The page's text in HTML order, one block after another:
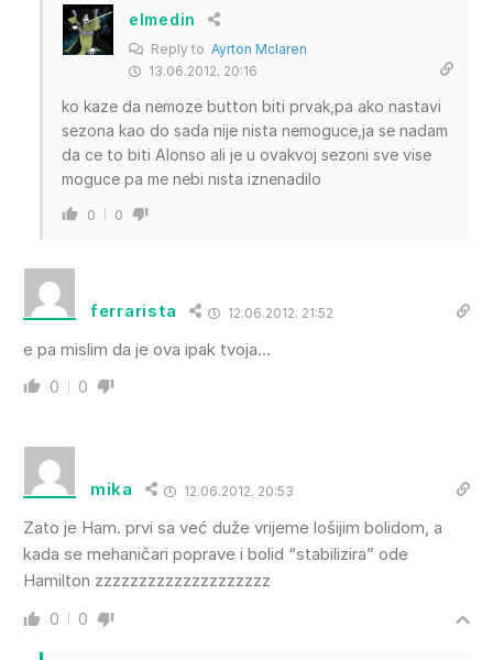
elmedin
Reply to Ayrton Mclaren
13.06.2012. 20:16
ko kaze da nemoze button biti prvak,pa ako nastavi
sezona kao do sada nije nista nemoguce,ja se nadam
da ce to biti Alonso ali je u ovakvoj sezoni sve vise
moguce pa me nebi nista iznenadilo
0 0
ferrarista 12.06.2012. 21:52
e pa mislim da je ova ipak tvoja…
0 0
mika 12.06.2012. 20:53
Zato je Ham. prvi sa već duže vrijeme lošijim bolidom, a
kada se mehaničari poprave i bolid “stabilizira” ode
Hamilton zzzzzzzzzzzzzzzzzzzz
0 0